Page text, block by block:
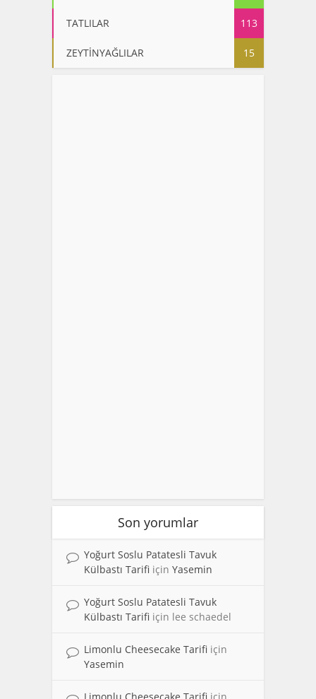
TATLILAR 113
ZEYTİNYAĞLILAR 15
Son yorumlar
Yoğurt Soslu Patatesli Tavuk
Külbastı Tarifi için Yasemin
Yoğurt Soslu Patatesli Tavuk
Külbastı Tarifi için lee schaedel
Limonlu Cheesecake Tarifi için
Yasemin